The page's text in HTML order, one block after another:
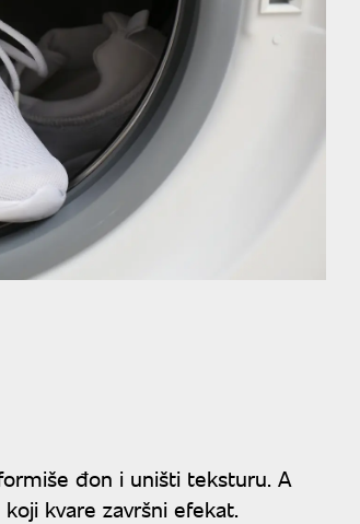
đon i uništi teksturu. A
kvare završni efekat.